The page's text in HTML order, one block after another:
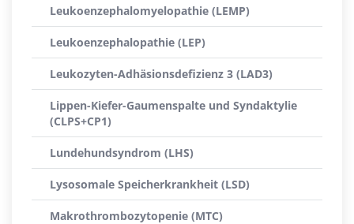
Leukoenzephalomyelopathie (LEMP)
Leukoenzephalopathie (LEP)
Leukozyten-Adhäsionsdefizienz 3 (LAD3)
Lippen-Kiefer-Gaumenspalte und Syndaktylie
(CLPS+CP1)
Lundehundsyndrom (LHS)
Lysosomale Speicherkrankheit (LSD)
Makrothrombozytopenie (MTC)